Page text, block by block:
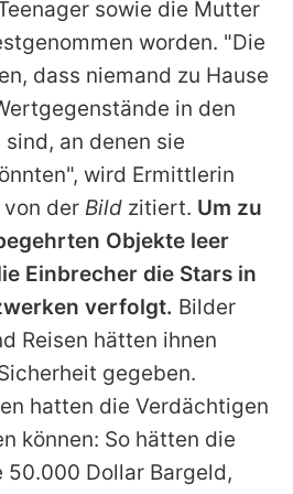
sowie die Mutter
worden. "Die
dass niemand zu Hause
in den
an denen sie
wird Ermittlerin
von der Bild zitiert. Um zu
Objekte leer
Einbrecher die Stars in
verfolgt. Bilder
Reisen hätten ihnen
gegeben.
hatten die Verdächtigen
können: So hätten die
Dollar Bargeld,